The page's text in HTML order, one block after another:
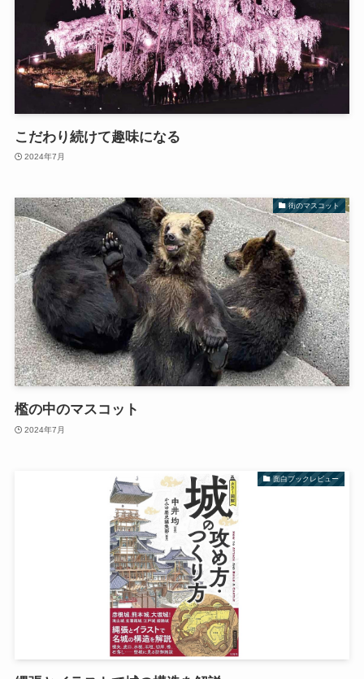
こだわり続けて趣味になる
2024年7月
街のマスコット
檻の中のマスコット
2024年7月
面白ブックレビュー